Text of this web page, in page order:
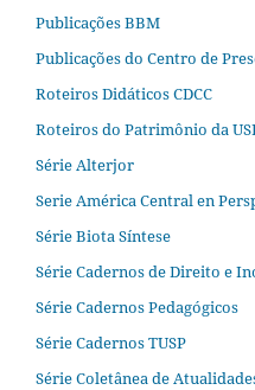
Publicações BBM
Publicações do Centro de
Roteiros Didáticos CDCC
Roteiros do Patrimônio da
Série Alterjor
Serie América Central en
Série Biota Síntese
Série Cadernos de Direito e
Série Cadernos Pedagógicos
Série Cadernos TUSP
Série Coletânea de